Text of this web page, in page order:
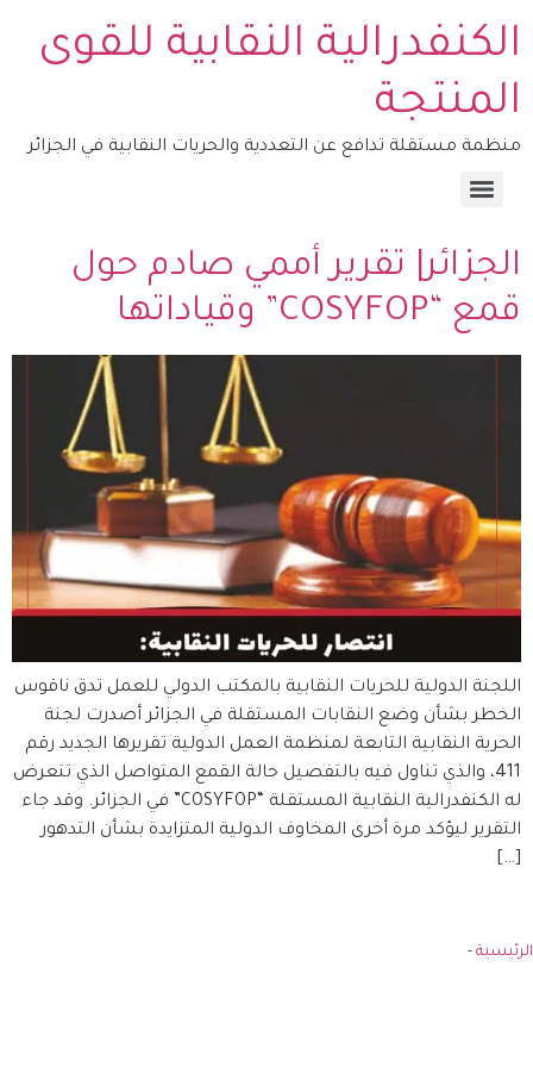
الكنفدرالية النقابية للقوى
المنتجة
منظمة مستقلة تدافع عن التعددية والحريات النقابية في الجزائر
الجزائر| تقرير أممي صادم حول
قمع “COSYFOP” وقياداتها
اللجنة الدولية للحريات النقابية بالمكتب الدولي للعمل تدق ناقوس
الخطر بشأن وضع النقابات المستقلة في الجزائر أصدرت لجنة
الحرية النقابية التابعة لمنظمة العمل الدولية تقريرها الجديد رقم
411، والذي تناول فيه بالتفصيل حالة القمع المتواصل الذي تتعرض
له الكنفدرالية النقابية المستقلة “COSYFOP” في الجزائر. وقد جاء
التقرير ليؤكد مرة أخرى المخاوف الدولية المتزايدة بشأن التدهور
[…]
الرئيسية -